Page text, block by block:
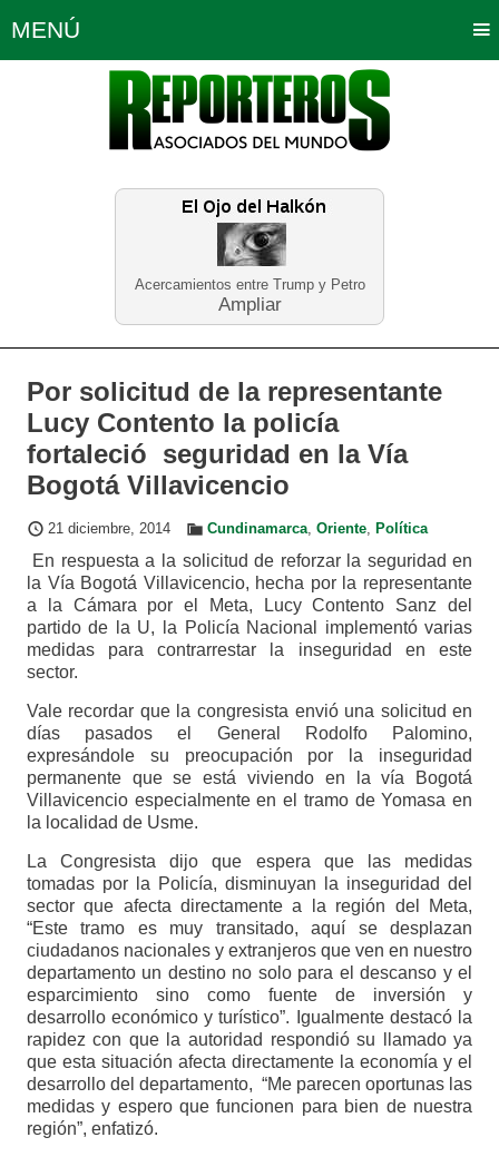
Acercamientos entre Trump y Petro
Ampliar
MENÚ
Política Opinión Bogotá
Planeta Tierra Deportes
Educación Neira
Por solicitud de la representante
Lucy Contento la policía
fortaleció seguridad en la Vía
Bogotá Villavicencio
21 diciembre, 2014 Cundinamarca, Oriente, Política
En respuesta a la solicitud de reforzar la seguridad en
la Vía Bogotá Villavicencio, hecha por la representante
a la Cámara por el Meta, Lucy Contento Sanz del
partido de la U, la Policía Nacional implementó varias
medidas para contrarrestar la inseguridad en este
sector.
Vale recordar que la congresista envió una solicitud en
días pasados el General Rodolfo Palomino,
expresándole su preocupación por la inseguridad
permanente que se está viviendo en la vía Bogotá
Villavicencio especialmente en el tramo de Yomasa en
la localidad de Usme.
La Congresista dijo que espera que las medidas
tomadas por la Policía, disminuyan la inseguridad del
sector que afecta directamente a la región del Meta,
“Este tramo es muy transitado, aquí se desplazan
ciudadanos nacionales y extranjeros que ven en nuestro
departamento un destino no solo para el descanso y el
esparcimiento sino como fuente de inversión y
desarrollo económico y turístico”. Igualmente destacó la
rapidez con que la autoridad respondió su llamado ya
que esta situación afecta directamente la economía y el
desarrollo del departamento, “Me parecen oportunas las
medidas y espero que funcionen para bien de nuestra
región”, enfatizó.